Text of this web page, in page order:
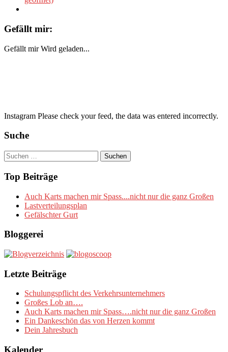
Gefällt mir:
Gefällt mir Wird geladen...
Instagram Please check your feed, the data was entered incorrectly.
Suche
Suchen
nach:
Top Beiträge
Auch Karts machen mir Spass....nicht nur die ganz Großen
Lastverteilungsplan
Gefälschter Gurt
Bloggerei
Letzte Beiträge
Schulungspflicht des Verkehrsunternehmers
Großes Lob an….
Auch Karts machen mir Spass….nicht nur die ganz Großen
Ein Dankeschön das von Herzen kommt
Dein Jahresbuch
Kalender